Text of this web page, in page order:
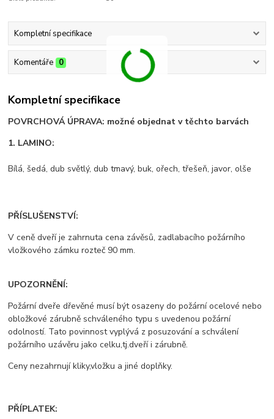
Kompletní specifikace
Komentáře 0
Kompletní specifikace
POVRCHOVÁ ÚPRAVA: možné objednat v těchto barvách
1. LAMINO:
Bílá, šedá, dub světlý, dub tmavý, buk, ořech, třešeň, javor, olše
PŘÍSLUŠENSTVÍ:
V ceně dveří je zahrnuta cena závěsů, zadlabacího požárního
vložkového zámku rozteč 90 mm.
UPOZORNĚNÍ:
Požární dveře dřevěné musí být osazeny do požární ocelové nebo
obložkové zárubně schváleného typu s uvedenou požární
odolností. Tato povinnost vyplývá z posuzování a schválení
požárního uzávěru jako celku,tj.dveří i zárubně.
Ceny nezahrnují kliky,vložku a jiné doplňky.
PŘÍPLATEK: